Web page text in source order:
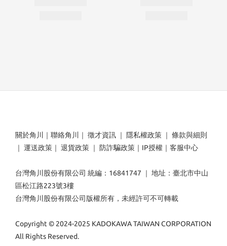
關於角川 ｜ 聯絡角川 ｜ 徵才資訊 ｜ 隱私權政策 ｜ 條款與細則
｜ 運送政策 ｜ 退貨政策 ｜ 防詐騙政策 ｜ IP授權 ｜ 客服中心
台灣角川股份有限公司 統編：16841747 ｜ 地址：臺北市中山
區松江路223號3樓
台灣角川股份有限公司版權所有，未經許可不可轉載
Copyright © 2024-2025 KADOKAWA TAIWAN CORPORATION
All Rights Reserved.